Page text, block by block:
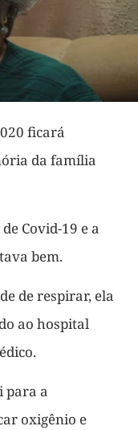
ficará
da família
Covid-19 e a
bem.
de respirar, ela
ao hospital
para a
oxigênio e